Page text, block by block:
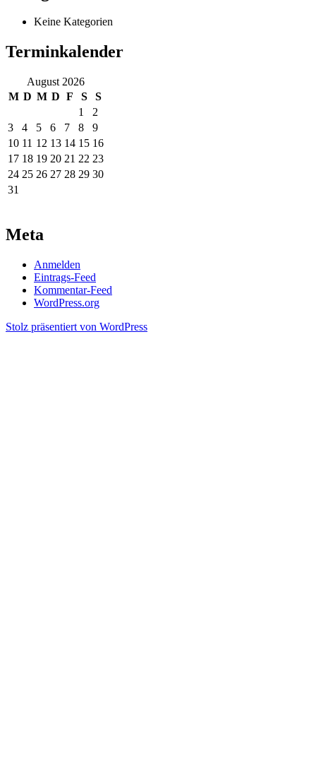
Keine Kategorien
Terminkalender
August 2026
M D M D F S
S
1
2
3
4 5 6 7 8
9
10 11 12 13 14 15 16
17 18 19 20 21 22 23
24 25 26 27 28 29 30
31
Meta
Anmelden
Eintrags-Feed
Kommentar-Feed
WordPress.org
Stolz präsentiert von WordPress